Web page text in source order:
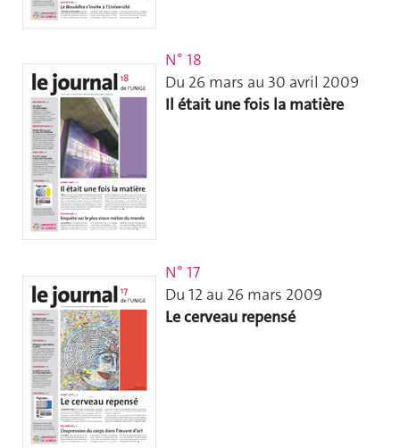
N° 18
Du 26 mars au 30 avril 2009
Il était une fois la matière
N° 17
Du 12 au 26 mars 2009
Le cerveau repensé